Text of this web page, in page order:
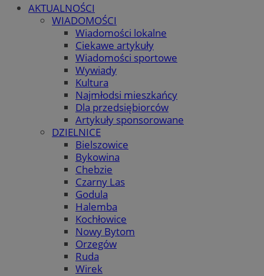
AKTUALNOŚCI
WIADOMOŚCI
Wiadomości lokalne
Ciekawe artykuły
Wiadomości sportowe
Wywiady
Kultura
Najmłodsi mieszkańcy
Dla przedsiębiorców
Artykuły sponsorowane
DZIELNICE
Bielszowice
Bykowina
Chebzie
Czarny Las
Godula
Halemba
Kochłowice
Nowy Bytom
Orzegów
Ruda
Wirek